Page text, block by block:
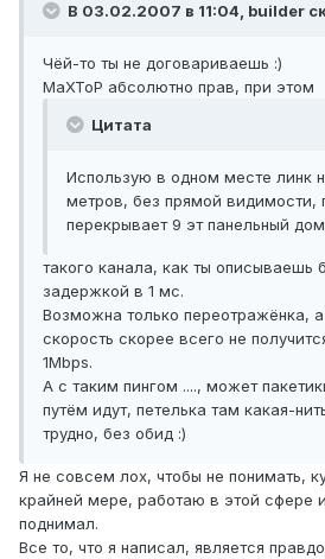
В 03.02.2007 в 11:04, builder
Чёй-то ты не договариваешь :)
MaXToP абсолютно прав, при этом
Цитата
Использую в одном месте линк
метров, без прямой видимости,
перекрывает 9 эт панельный
такого канала, как ты описываешь
задержкой в 1 мс.
Возможна только переотражёнка,
скорость скорее всего не
1Mbps.
А с таким пингом ...., может
путём идут, петелька там какая-
трудно, без обид :)
Я не совсем лох, чтобы не понимать,
крайней мере, работаю в этой сфере
поднимал.
Все то, что я написал, является